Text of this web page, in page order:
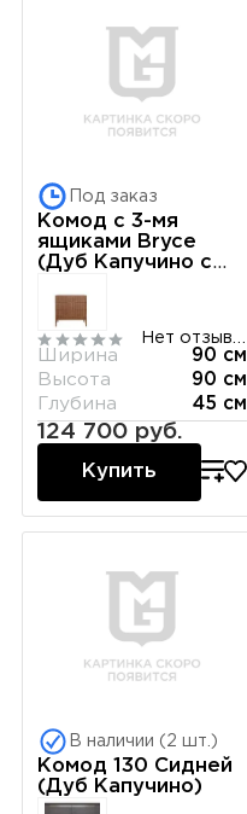
Под заказ
Комод с 3-мя
ящиками Bryce
(Дуб Капучино с
Ширина
90 см
Высота
90 см
Глубина
45 см
124 700 руб.
Купить
В наличии (2 шт.)
Комод 130 Сидней
(Дуб Капучино)